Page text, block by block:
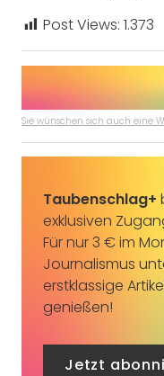
Post Views: 1.373
Sie wünschen sich auch eine
Taubenschlag+
exklusiven
Für nur 3 € im
Journalismus
erstklassige
genießen!
Jetzt